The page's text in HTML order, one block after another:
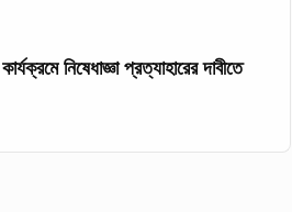
নিষেধাজ্ঞা প্রত্যাহারের দাবীতে